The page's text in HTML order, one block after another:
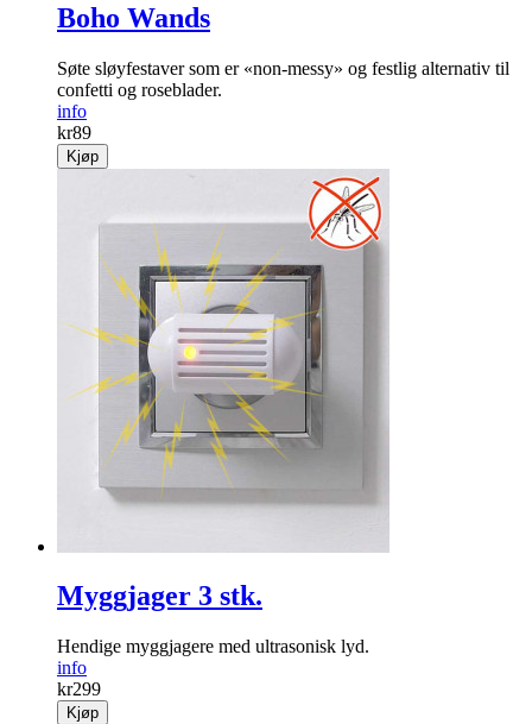
Boho Wands
Søte sløyfestaver som er «non-messy» og festlig alternativ til
confetti og roseblader.
info
kr89
Kjøp
Myggjager 3 stk.
Hendige mygg­jagere med ultrasonisk lyd.
info
kr299
Kjøp